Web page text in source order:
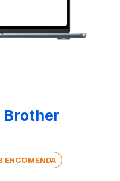
Brother
ENCOMENDA